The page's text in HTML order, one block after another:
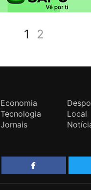
1 2
Economia
Tecnologia
Local
Jornais